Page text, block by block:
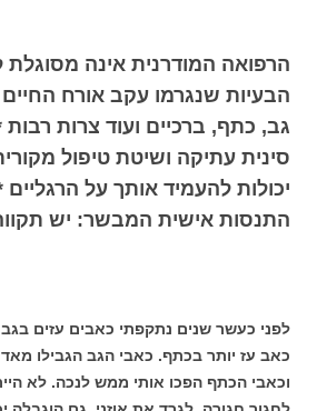
הרפואה המודרנית אינה
הבעיות שנגרמו עקב אורח החיים
גב, כתף, ברכיים ועוד צרות
סינית עתיקה ושיטת טיפול
יכולות להעמיד אותך על
התנסות אישית המבשר: יש
לפני כעשר שנים נתקפתי כאבים עזים
כאב עז יותר בכתף. כאבי הגב הגבילו
וכאבי הכתף הפכו אותי ממש לנכה. לא